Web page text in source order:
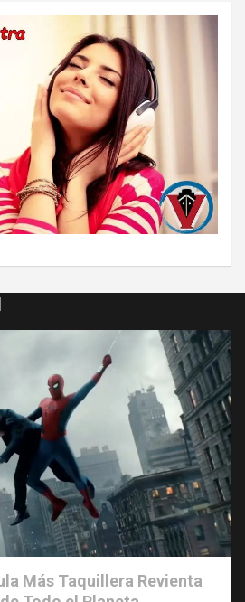
Más Taquillera Revienta